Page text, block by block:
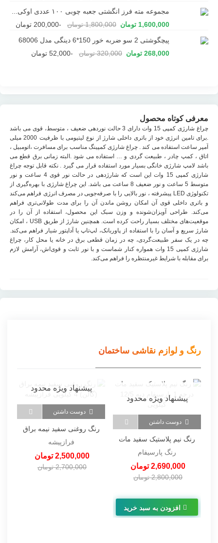
مجموعه مته فرز انگشتی جعبه چوبی ۱۰۰ عددی اوکی...
1,600,000 تومان
1,800,000 تومان
-200,000 تومان
پیچگوشتی 2 سو ضربه خور 150*6 دینگی مدل 68006
268,000 تومان
320,000 تومان -52,000 تومان
معرفی کوتاه محصول
چراغ شارژی کمپی 15 وات دارای 3 حالت نوردهی ضعیف ، متوسط، قوی می باشد
.برای تامین انرژی خود از باتری داخلی شارژ از نوع لیتیومی با ظرفیت 2000 میلی
آمپر ساعت استفاده می کند . چراغ شارژی کمپینگ مناسب برای مسافرت ،اتومبیل ،
اتاق ، کمپ چادر ، طبیعت گردی و … استفاده می شود .البته زمانی برق قطع می
باشد لامپ شارژی خانگی بسیار مورد استفاده قرار می گیرد . نکته قابل توجه چراغ
شارژی کمپی 15 وات این است که شارژدهی در حالت نور قوی 4 ساعت و نور
متوسط 5 ساعت و نور ضعیف 8 ساعت می باشد. این چراغ شارژی با بهره‌گیری از
تکنولوژی LED پیشرفته ، نور بالایی را با صرفه‌جویی در مصرف انرژی فراهم می‌کند
و باتری داخلی قوی آن امکان روشن ماندن آن را برای مدت طولانی‌تری فراهم
می‌کند. طراحی آویزان‌شونده و وزن سبک این محصول، استفاده از آن را در
موقعیت‌های مختلف بسیار راحت کرده است. همچنین شارژ از طریق USB ، امکان
شارژ سریع و آسان را با استفاده از پاوربانک، لپ‌تاپ یا آداپتور شیار فراهم می‌کند.
چه در یک سفر طبیعت‌گردی، چه در زمان قطعی برق در خانه یا محل کار، چراغ
شارژی کمپی 15 وات همواره کنار شماست و با نور ثابت و قوی‌اش، آرامش لازم
برای مقابله با شرایط غیرمنتظره را فراهم می‌کند.
رنگ و لوازم نقاشی ساختمان
دوست داشتن
پیشنهاد ویژه محدود
رنگ نیم پلاستیک سفید مات
رنگ پارسیفام
2,690,000 تومان
2,800,000 تومان
افزودن به سبد خرید
دوست داشتن
پیشنهاد ویژه محدود
رنگ روغنی سفید نیمه براق
فرازپیشه
2,500,000 تومان
2,700,000 تومان